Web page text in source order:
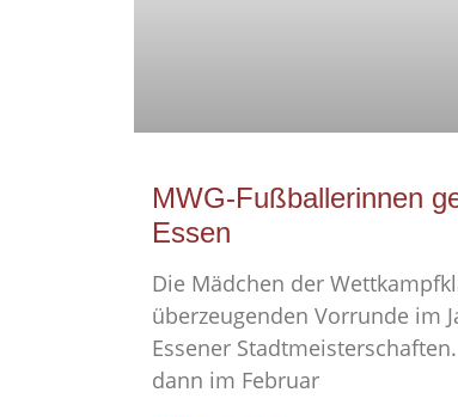
MWG-Fußballerinnen
Essen
Die Mädchen der
überzeugenden Vorrunde im
Essener
dann im Februar